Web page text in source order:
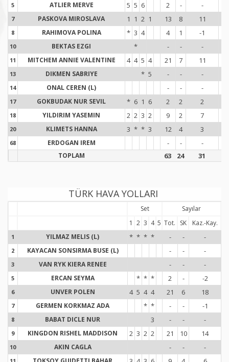
5 ATLIER MERVE 5 5 6 2 - -
7 PASKOVA MIROSLAVA 1 1 2 1 13 8 11
8 RAHIMOVA POLINA * 3 4 4 1 -1
10 BEKTAS EZGI * - - -
11 MITCHEM ANNIE VALENTINE 4 4 5 4 21 7 11
13 DIKMEN SABRIYE * 5 - - -
14 ONAL CEREN (L) - - -
17 GOKBUDAK NUR SEVIL * 6 1 6 2 2 2
18 YILDIRIM YASEMIN 2 2 3 2 9 2 7
20 KLIMETS HANNA 3 * * 3 12 4 3
68 ERDOGAN IREM - - -
TOPLAM 63 24 31
TÜRK HAVA YOLLARI
Set
Sayılar
1 2 3 4 5 Tot. SK Kaz.-Kay.
1 YILMAZ MELIS (L) * * * * - - -
2 KAYACAN SONSIRMA BUSE (L) - - -
3 VAN RYK KIERA RENEE - - -
5 ERCAN SEYMA * * * 2 - -2
6 UNVER POLEN 4 5 4 4 21 6 18
7 GERMEN KORKMAZ ADA * * - - -1
8 BABAT DICLE NUR 3 - - -
9 KINGDON RISHEL MADDISON 2 3 2 2 21 10 14
10 AKIN CAGLA - - -